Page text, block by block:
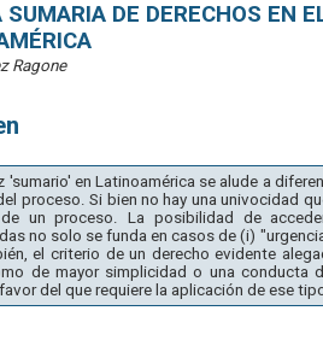
DE DERECHOS EN
Ragone
'sumario' en Latinoamérica se alude a
proceso. Si bien no hay una univocidad
un proceso. La posibilidad de
no solo se funda en casos de (i)
el criterio de un derecho evidente
de mayor simplicidad o una conducta
del que requiere la aplicación de ese